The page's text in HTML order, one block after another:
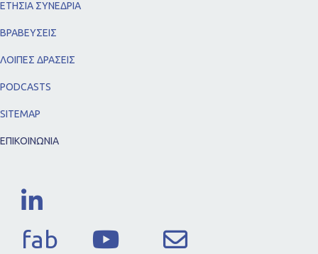
ΕΤΗΣΙΑ ΣΥΝΕΔΡΙΑ
ΒΡΑΒΕΥΣΕΙΣ
ΛΟΙΠΕΣ ΔΡΑΣΕΙΣ
PODCASTS
SITEMAP
ΕΠΙΚΟΙΝΩΝΙΑ
fab